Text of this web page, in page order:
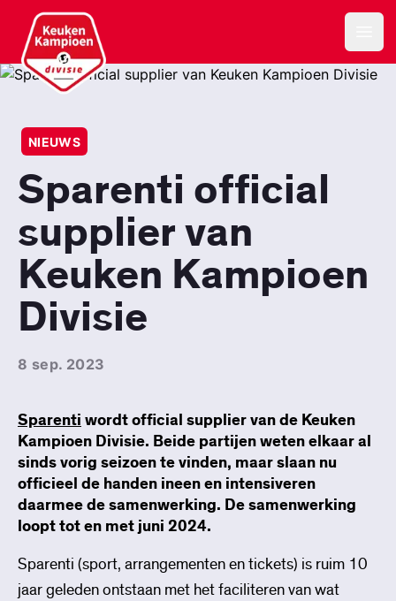
Keuken Kampioen Divisie
NIEUWS
Sparenti official
supplier van
Keuken Kampioen
Divisie
8 sep. 2023
Sparenti wordt official supplier van de Keuken
Kampioen Divisie. Beide partijen weten elkaar al
sinds vorig seizoen te vinden, maar slaan nu
officieel de handen ineen en intensiveren
daarmee de samenwerking. De samenwerking
loopt tot en met juni 2024.
Sparenti (sport, arrangementen en tickets) is ruim 10
jaar geleden ontstaan met het faciliteren van wat